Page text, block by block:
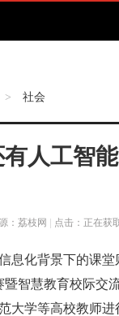
> 社会
人工智
：荔枝网 点击： 正在获
化背景下的课堂
暨智慧教育校际
大学等高校教师